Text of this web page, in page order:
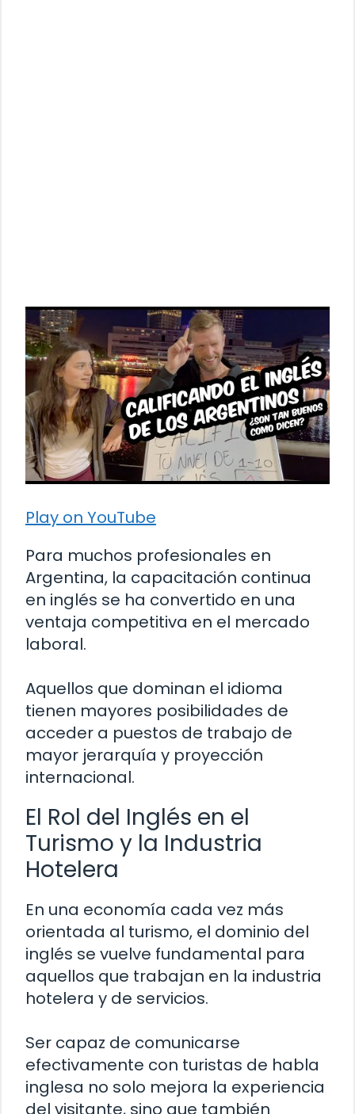
Play on YouTube
Para muchos profesionales en
Argentina, la capacitación continua
en inglés se ha convertido en una
ventaja competitiva en el mercado
laboral.
Aquellos que dominan el idioma
tienen mayores posibilidades de
acceder a puestos de trabajo de
mayor jerarquía y proyección
internacional.
El Rol del Inglés en el
Turismo y la Industria
Hotelera
En una economía cada vez más
orientada al turismo, el dominio del
inglés se vuelve fundamental para
aquellos que trabajan en la industria
hotelera y de servicios.
Ser capaz de comunicarse
efectivamente con turistas de habla
inglesa no solo mejora la experiencia
del visitante, sino que también